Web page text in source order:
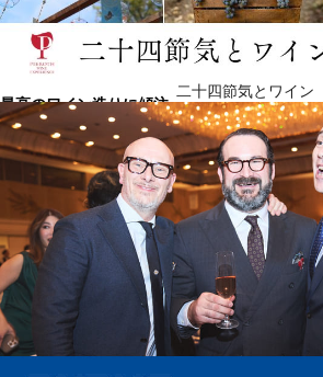
最高のワイン造りに傾注
レイル・ヴィンヤーズでは、流行を追いかけることはしません。
さに忠実であり続けるという責任をもち、ワインを匠に造ります
ム、加えてその他の名高いナパの畑で造られた、私どものワイン
レーで出来る最上級ワインを醸造する家族の伝統の物語を表現し
して、レイル・ヴィンヤーズのエクセレンスへの探求に、決し
れはたとえパーカーで“完璧”な100ポイントという、世界的賛辞
価は単に、将来ブランドのレガシーの一部になる出来事だったと
ーを超えて、現在各地で名を馳せる、ワイナリーの静かな自信を
二十四節気とワイン